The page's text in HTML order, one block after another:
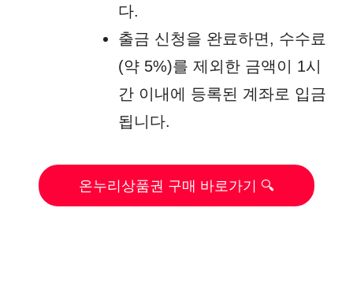
다.
출금 신청을 완료하면, 수수료
(약 5%)를 제외한 금액이 1시
간 이내에 등록된 계좌로 입금
됩니다.
온누리상품권 구매 바로가기 🔍